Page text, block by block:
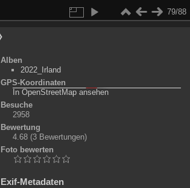
79/88
Alben
2022_Irland
GPS-Koordinaten
+
-
©
In OpenStreetMap ansehen
Besuche
2958
Bewertung
4.68 (3 Bewertungen)
Foto bewerten
Exif-Metadaten